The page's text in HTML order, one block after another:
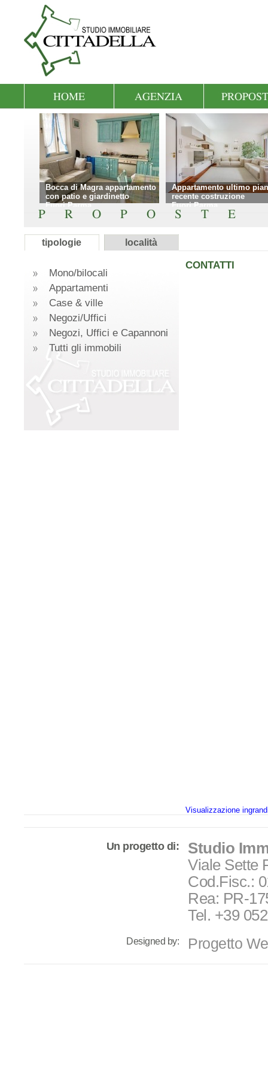
Bocca di Magra appartamento
con patio e giardinetto
Fuori Parma
Appartamento ultimo
recente costruzione
Fuori Parma
tipologie località
Mono/bilocali
Appartamenti
Case & ville
Negozi/Uffici
Negozi, Uffici e Capannoni
Tutti gli immobili
CONTATTI
Visualizzazione
Un progetto di:
Studio
Viale Sette
Cod.Fisc.:
Rea: PR-
Tel. +39
Designed by: Progetto